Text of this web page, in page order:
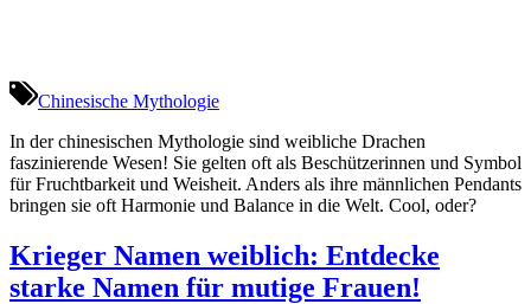
Chinesische Mythologie
In der chinesischen Mythologie sind weibliche Drachen
faszinierende Wesen! Sie gelten oft als Beschützerinnen und Symbol
für Fruchtbarkeit und Weisheit. Anders als ihre männlichen Pendants
bringen sie oft Harmonie und Balance in die Welt. Cool, oder?
Krieger Namen weiblich: Entdecke
starke Namen für mutige Frauen!